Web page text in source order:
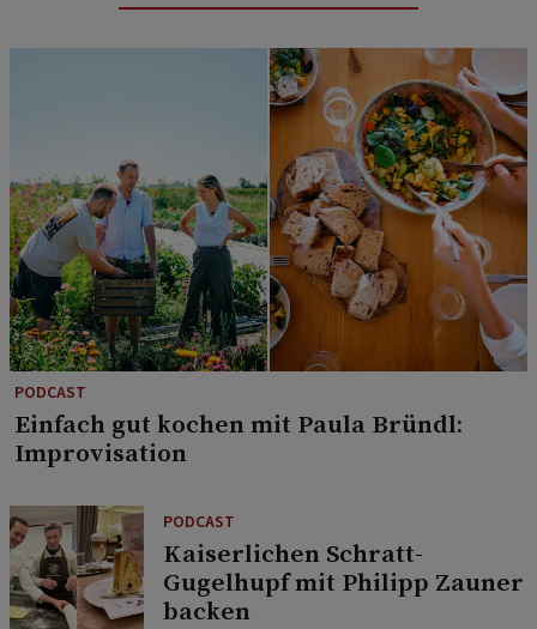
PODCAST
Kaiserlichen Schratt-
Gugelhupf mit Philipp Zauner
backen
PODCAST
Einfach gut kochen mit Paula Bründl:
Improvisation